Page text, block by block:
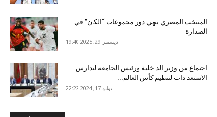
المنتخب المصري ينهي دور مجموعات “الكان” في
الصدارة
ديسمبر 29, 2025 19:40
اجتماع بين وزير الداخلية ورئيس الجامعة لتدارس
الاستعدادات لتنظيم كأس العالم...
يوليو 17, 2024 22:22